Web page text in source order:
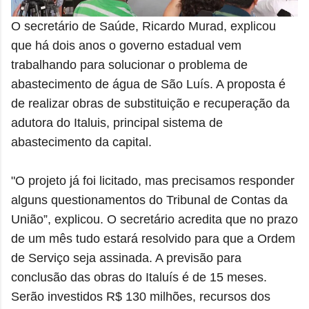
O secretário de Saúde, Ricardo Murad, explicou
que há dois anos o governo estadual vem
trabalhando para solucionar o problema de
abastecimento de água de São Luís. A proposta é
de realizar obras de substituição e recuperação da
adutora do Italuis, principal sistema de
abastecimento da capital.
"O projeto já foi licitado, mas precisamos responder
alguns questionamentos do Tribunal de Contas da
União”, explicou. O secretário acredita que no prazo
de um mês tudo estará resolvido para que a Ordem
de Serviço seja assinada. A previsão para
conclusão das obras do Italuís é de 15 meses.
Serão investidos R$ 130 milhões, recursos dos